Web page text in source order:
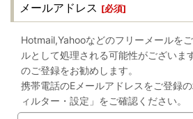
メールアドレス [必須]
Hotmail,Yahooなどのフリーメールを
ルとして処理される可能性がございま
のご登録をお勧めします。
携帯電話のEメールアドレスをご登録
ィルター・設定」をご確認ください。